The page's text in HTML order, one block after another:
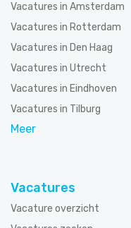
Vacatures in Amsterdam
Vacatures in Rotterdam
Vacatures in Den Haag
Vacatures in Utrecht
Vacatures in Eindhoven
Vacatures in Tilburg
Meer
Vacatures
Vacature overzicht